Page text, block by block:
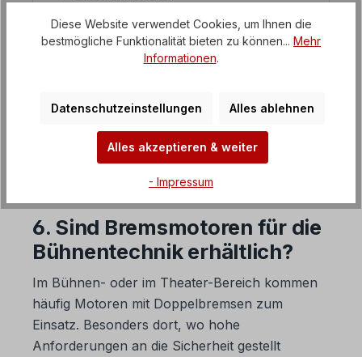
Flachmotoren / Sägemotoren
Gleichstrommotoren
FAQ Getriebemotoren
FAQ Frequenzumrichter
6. Sind Bremsmotoren für die
Bühnentechnik erhältlich?
Im Bühnen- oder im Theater-Bereich kommen
häufig Motoren mit Doppelbremsen zum
Einsatz. Besonders dort, wo hohe
Anforderungen an die Sicherheit gestellt
Diese Website verwendet Cookies, um Ihnen die
bestmögliche Funktionalität bieten zu können... Mehr
Informationen.
Datenschutzeinstellungen Alles ablehnen
Alles akzeptieren & weiter
- Impressum